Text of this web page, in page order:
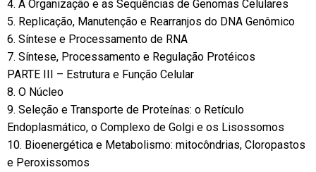
4. A Organização e as Seqüências de Genomas Celulares
5. Replicação, Manutenção e Rearranjos do DNA Genômico
6. Síntese e Processamento de RNA
7. Síntese, Processamento e Regulação Protéicos
PARTE III – Estrutura e Função Celular
8. O Núcleo
9. Seleção e Transporte de Proteínas: o Retículo
Endoplasmático, o Complexo de Golgi e os Lisossomos
10. Bioenergética e Metabolismo: mitocôndrias, Cloropastos
e Peroxissomos